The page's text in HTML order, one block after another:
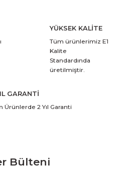
YÜKSEK KALİTE
Tüm ürünlerimiz E1
Kalite
Standardında
üretilmiştir.
GARANTİ
Ürünlerde 2 Yıl Garanti
Bülteni